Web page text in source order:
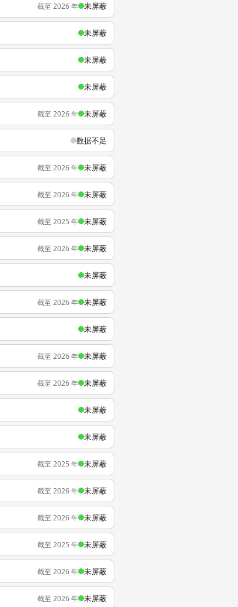
截至 2026 年 未屏蔽
未屏蔽
未屏蔽
未屏蔽
截至 2026 年 未屏蔽
数据不足
截至 2026 年 未屏蔽
截至 2026 年 未屏蔽
截至 2025 年 未屏蔽
截至 2026 年 未屏蔽
未屏蔽
截至 2026 年 未屏蔽
未屏蔽
截至 2026 年 未屏蔽
截至 2026 年 未屏蔽
未屏蔽
未屏蔽
截至 2025 年 未屏蔽
截至 2026 年 未屏蔽
截至 2026 年 未屏蔽
截至 2025 年 未屏蔽
截至 2026 年 未屏蔽
截至 2026 年 未屏蔽